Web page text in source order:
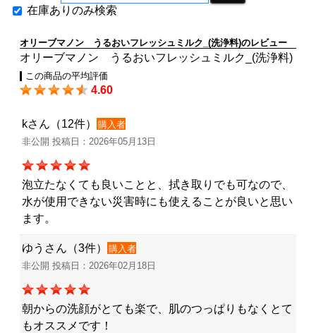
在庫ありのみ検索
オリーブマノン うるおいフレッシュミルク_(洗浄料)のレビュー
オリーブマノン うるおいフレッシュミルク_(洗浄料)
この商品の平均評価
4.60
kさん（12件）
購入者
非公開 投稿日：2026年05月13日
泡立たなくても良いことと、拭き取りでも可なので、
水が使用できない災害時にも使えることが良いと思い
ます。
ゆうさん（3件）
購入者
非公開 投稿日：2026年02月18日
朝からの洗顔がとても楽で、肌のつっぱりもなくとて
もオススメです！